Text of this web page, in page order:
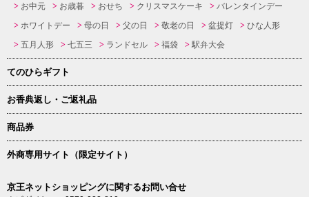
お中元 お歳暮 おせち クリスマスケーキ
バレンタインデー
ホワイトデー
母の日 父の日 敬老の日 盆提灯
ひな人形
五月人形
七五三 ランドセル 福袋 駅弁大会
てのひらギフト
お香典返し・ご返礼品
商品券
外商専用サイト（限定サイト）
京王ネットショッピングに関するお問い合せ